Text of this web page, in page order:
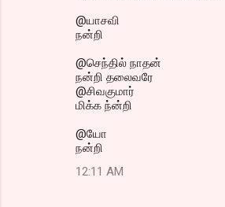
@யாசவி
நன்றி
@செந்தில் நாதன்
நன்றி தலைவரே
@சிவகுமார்
மிக்க ந்ன்றி
@யோ
நன்றி
12:11 AM